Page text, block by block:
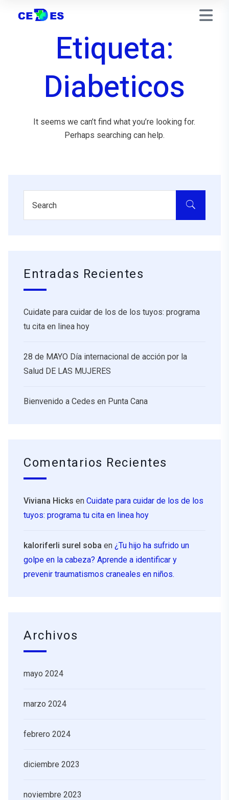
Etiqueta:
Diabeticos
It seems we can’t find what you’re looking for.
Perhaps searching can help.
Entradas Recientes
Cuidate para cuidar de los de los tuyos: programa
tu cita en linea hoy
28 de MAYO Día internacional de acción por la
Salud DE LAS MUJERES
Bienvenido a Cedes en Punta Cana
Comentarios Recientes
Viviana Hicks en Cuidate para cuidar de los de los
tuyos: programa tu cita en linea hoy
kaloriferli surel soba en ¿Tu hijo ha sufrido un
golpe en la cabeza? Aprende a identificar y
prevenir traumatismos craneales en niños.
Archivos
mayo 2024
marzo 2024
febrero 2024
diciembre 2023
noviembre 2023